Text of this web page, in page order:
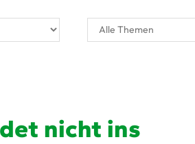
nicht ins